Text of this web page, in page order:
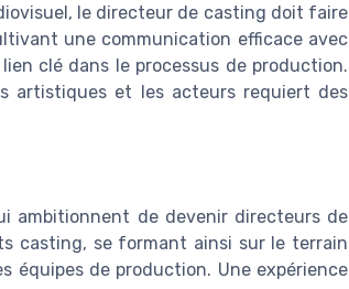
le directeur de casting doit faire
une communication efficace avec
clé dans le processus de production.
artistiques et les acteurs requiert des
ambitionnent de devenir directeurs de
casting, se formant ainsi sur le terrain
équipes de production. Une expérience